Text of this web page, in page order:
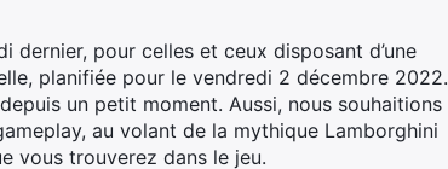
dernier, pour celles et ceux disposant d’une
planifiée pour le vendredi 2 décembre 2022.
un petit moment. Aussi, nous souhaitions
au volant de la mythique Lamborghini
vous trouverez dans le jeu.